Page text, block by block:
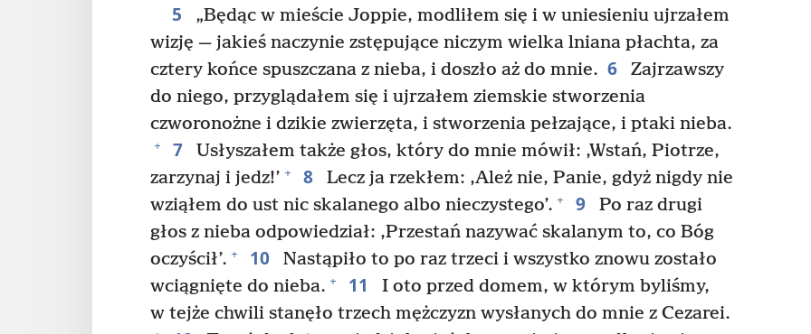
5
„Będąc w mieście Joppie, modliłem się i w uniesieniu ujrzałem
wizję — jakieś naczynie zstępujące niczym wielka lniana płachta, za
cztery końce spuszczana z nieba, i doszło aż do mnie. 6
Zajrzawszy
do niego, przyglądałem się i ujrzałem ziemskie stworzenia
czworonożne i dzikie zwierzęta, i stworzenia pełzające, i ptaki nieba.
+ 7
Usłyszałem także głos, który do mnie mówił: ‚Wstań, Piotrze,
zarzynaj i jedz!’ + 8
Lecz ja rzekłem: ‚Ależ nie, Panie, gdyż nigdy nie
wziąłem do ust nic skalanego albo nieczystego’. + 9
Po raz drugi
głos z nieba odpowiedział: ‚Przestań nazywać skalanym to, co Bóg
oczyścił’. + 10
Nastąpiło to po raz trzeci i wszystko znowu zostało
wciągnięte do nieba. + 11
I oto przed domem, w którym byliśmy,
w tejże chwili stanęło trzech mężczyzn wysłanych do mnie z Cezarei.